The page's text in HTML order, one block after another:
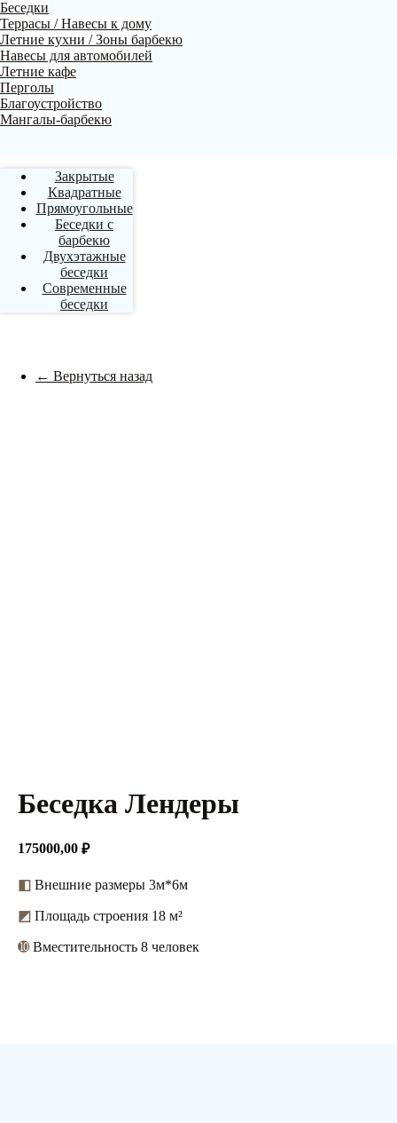
Беседки
Террасы / Навесы к дому
Летние кухни / Зоны барбекю
Навесы для автомобилей
Летние кафе
Перголы
Благоустройство
Мангалы-барбекю
Закрытые
Квадратные
Прямоугольные
Беседки с
барбекю
Двухэтажные
беседки
Современные
беседки
← Вернуться назад
Беседка Лендеры
175000,00 ₽
◧ Внешние размеры 3м*6м
◩ Площадь строения 18 м²
➓Вместительность 8 человек